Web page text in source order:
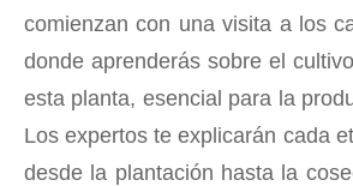
comienzan con una visita a los
donde aprenderás sobre el
esta planta, esencial para la
Los expertos te explicarán cada
desde la plantación hasta la